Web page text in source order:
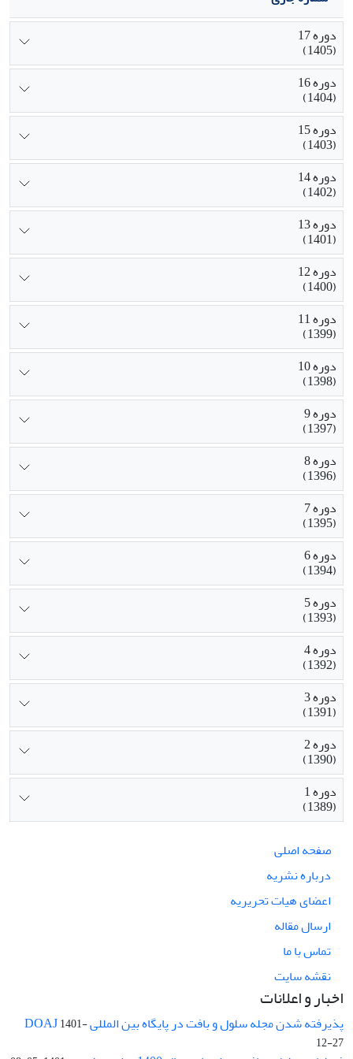
دوره 17
(1405)
دوره 16
(1404)
دوره 15
(1403)
دوره 14
(1402)
دوره 13
(1401)
دوره 12
(1400)
دوره 11
(1399)
دوره 10
(1398)
دوره 9
(1397)
دوره 8
(1396)
دوره 7
(1395)
دوره 6
(1394)
دوره 5
(1393)
دوره 4
(1392)
دوره 3
(1391)
دوره 2
(1390)
دوره 1
(1389)
صفحه اصلی
درباره نشریه
اعضای هیات تحریریه
ارسال مقاله
تماس با ما
نقشه سایت
اخبار و اعلانات
پذیرفته شدن مجله سلول و بافت در پایگاه بین المللی DOAJ1401-
12-27